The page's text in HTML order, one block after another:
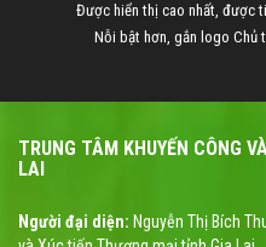
Được hiển thị cao nhất, được
Nỗi bật hơn, gắn logo
TRUNG TÂM KHUYẾN CÔNG
LAI
Người đại diện: Nguyễn Thị Bích